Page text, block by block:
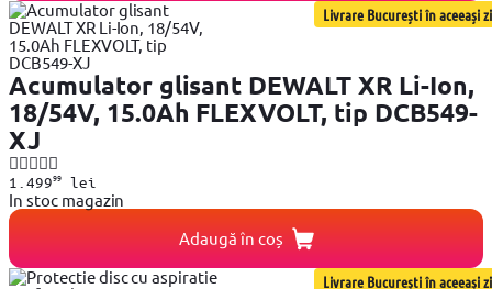
Livrare București în aceeași zi
Acumulator glisant DEWALT XR Li-Ion,
18/54V, 15.0Ah FLEXVOLT, tip DCB549-
XJ
1.49999lei
In stoc magazin
Adaugă în coș
Livrare București în aceeași zi